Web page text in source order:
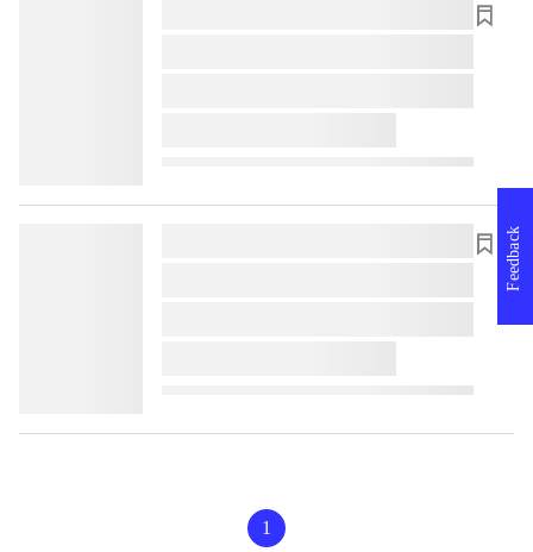
lorem ipsum dolor sit amet ...
lorem ipsum dolor sit amet ...
lorem ipsum dolor sit amet ...
lorem ipsum dolor sit amet ...
1
Feedback